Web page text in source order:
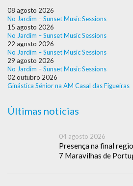
08 agosto 2026
No Jardim – Sunset Music Sessions
15 agosto 2026
No Jardim – Sunset Music Sessions
22 agosto 2026
No Jardim – Sunset Music Sessions
29 agosto 2026
No Jardim – Sunset Music Sessions
02 outubro 2026
Ginástica Sénior na AM Casal das Figueiras
Últimas notícias
04 agosto 2026
Presença na final
7 Maravilhas de